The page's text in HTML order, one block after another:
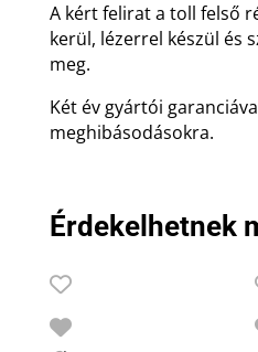
A kért felirat a toll felső
kerül, lézerrel készül és
meg.
Két év gyártói
meghibásodásokra.
Érdekelhetnek